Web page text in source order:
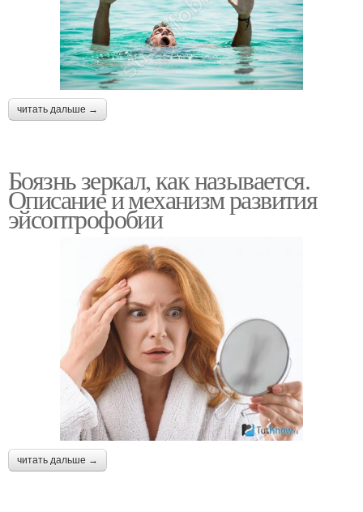
читать дальше →
Боязнь зеркал, как называется.
Описание и механизм развития
эйсоптрофобии
читать дальше →